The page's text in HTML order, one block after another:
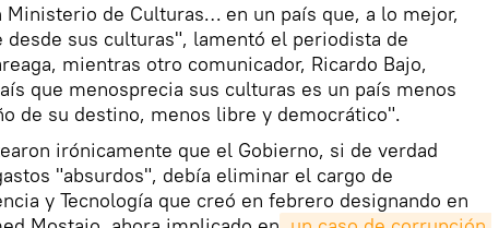
Ministerio de Culturas… en un país que, a lo mejor,
desde sus culturas", lamentó el periodista de
mientras otro comunicador, Ricardo Bajo,
que menosprecia sus culturas es un país menos
de su destino, menos libre y democrático".
irónicamente que el Gobierno, si de verdad
"absurdos", debía eliminar el cargo de
y Tecnología que creó en febrero designando en